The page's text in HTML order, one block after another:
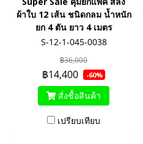
ผ้าใบ 12 เส้น ชนิดกลม น้ำหนัก
ยก 4 ตัน ยาว 4 เมตร
S-12-1-045-0038
฿36,000
฿14,400 -60%
สั่งซื้อสินค้า
เปรียบเทียบ